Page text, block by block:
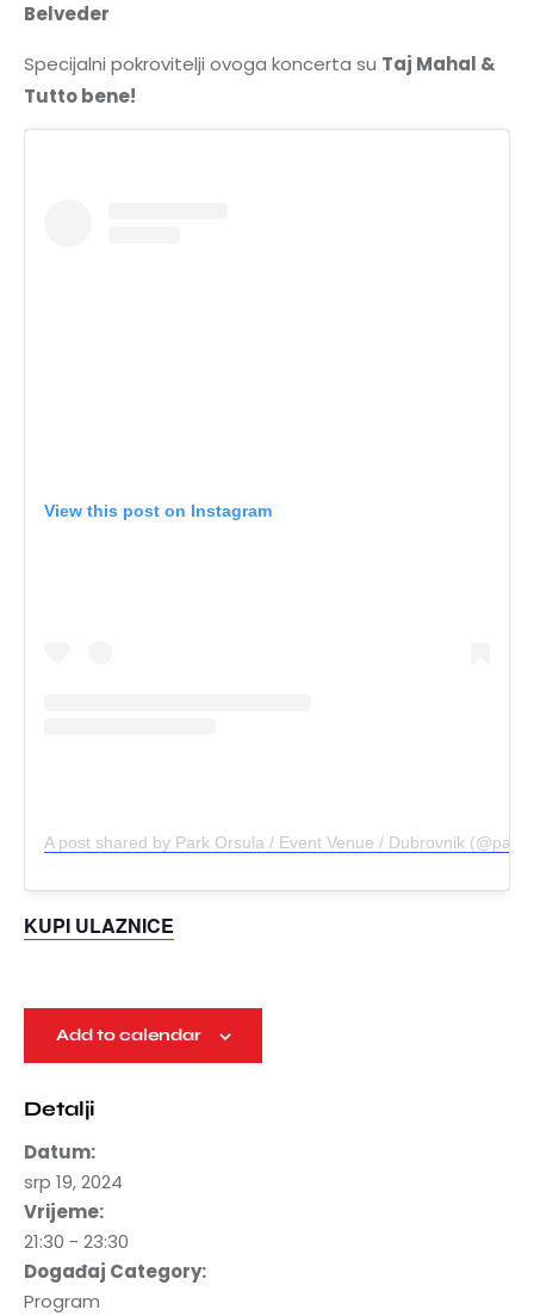
Belveder
Specijalni pokrovitelji ovoga koncerta su Taj Mahal &
Tutto bene!
View this post on Instagram
A post shared by Park Orsula / Event Venue / Dubrovnik
KUPI ULAZNICE
Add to calendar
Detalji
Datum:
srp 19, 2024
Vrijeme:
21:30 - 23:30
Događaj Category:
Program